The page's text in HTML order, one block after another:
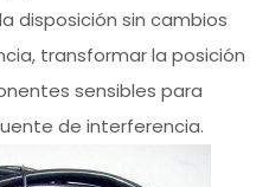
disposición sin cambios
transformar la posición
sensibles para
de interferencia.